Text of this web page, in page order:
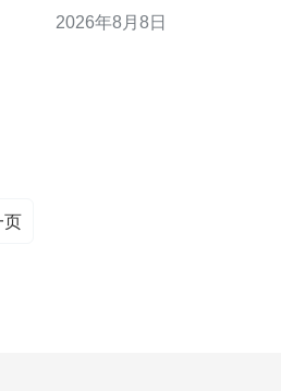
成：理解高防香港服务器租
2026年8月8日
页